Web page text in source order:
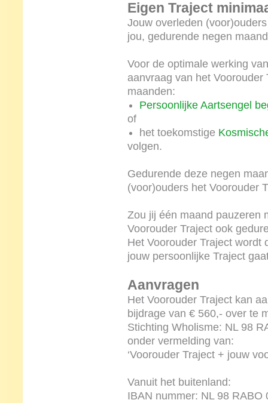
Eigen Traject
Jouw overleden
jou, gedurende negen
Voor de optimale werking
aanvraag van het
maanden:
Persoonlijke Aartsengel
of
het toekomstige
volgen.
Gedurende deze negen
(voor)ouders het Voorouder
Zou jij één maand pauzeren
Voorouder Traject ook
Het Voorouder Traject wordt
jouw persoonlijke Traject
Aanvragen
Het Voorouder Traject kan
bijdrage van € 560,- over te
Stichting Wholisme: NL 98
onder vermelding van:
‘Voorouder Traject + jouw
Vanuit het buitenland:
IBAN nummer: NL 98 RABO